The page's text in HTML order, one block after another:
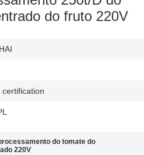
do fruto 220V
certification
do tomate do
220V